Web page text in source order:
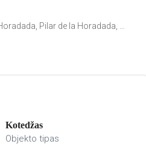
/ La Vega Baja, Alacant / Alicante, Comunitat Valenciana, 03191, España
Kotedžas
Objekto tipas